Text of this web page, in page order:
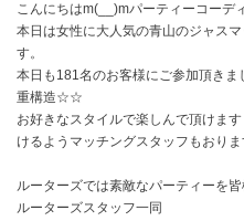
こんにちはm(__)mパーティーコーデ
本日は女性に大人気の青山のジャス
す。
本日も181名のお客様にご参加頂き
重構造☆☆
お好きなスタイルで楽しんで頂けま
けるようマッチングスタッフもおり
ルーターズでは素敵なパーティーを
ルーターズスタッフ一同